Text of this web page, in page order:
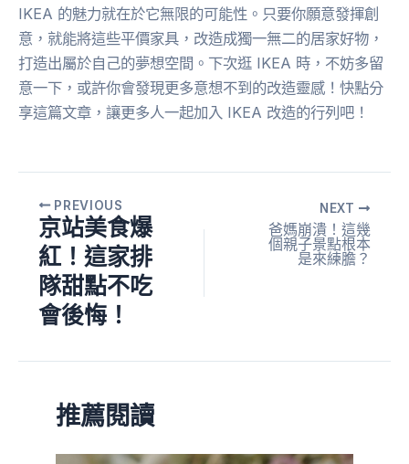
IKEA 的魅力就在於它無限的可能性。只要你願意發揮創
意，就能將這些平價家具，改造成獨一無二的居家好物，
打造出屬於自己的夢想空間。下次逛 IKEA 時，不妨多留
意一下，或許你會發現更多意想不到的改造靈感！快點分
享這篇文章，讓更多人一起加入 IKEA 改造的行列吧！
PREVIOUS
京站美食爆
紅！這家排
隊甜點不吃
會後悔！
NEXT
爸媽崩潰！這幾
個親子景點根本
是來練膽？
推薦閱讀